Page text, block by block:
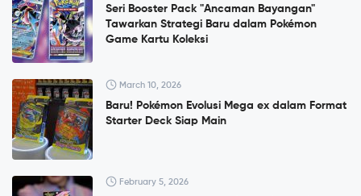
Seri Booster Pack "Ancaman Bayangan"
Tawarkan Strategi Baru dalam Pokémon
Game Kartu Koleksi
March 10, 2026
Baru! Pokémon Evolusi Mega ex dalam Format
Starter Deck Siap Main
February 5, 2026